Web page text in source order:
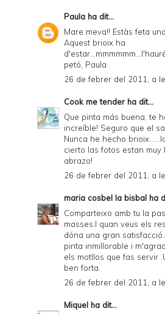
Paula ha dit...
Mare meva!! Estàs feta
Aquest brioix ha
petó, Paula
26 de febrer del 2011, a
Cook me tender ha dit...
Que pinta más buena, te
increíble! Seguro que el
Nunca he hecho
cierto las fotos estan muy
abrazo!
26 de febrer del 2011, a
maria cosbel la bisbal ha
Comparteixo amb tu la
masses.I quan veus els
dóna una gran
pinta inmillorable i
els motllos que fas servir
ben forta.
26 de febrer del 2011, a
Miquel ha dit...